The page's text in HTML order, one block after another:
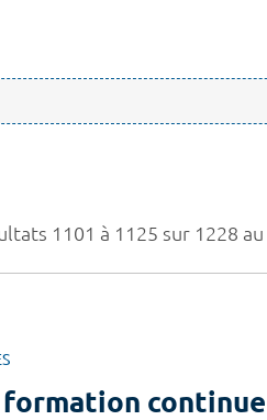
1101 à 1125 sur 1228
formation continue